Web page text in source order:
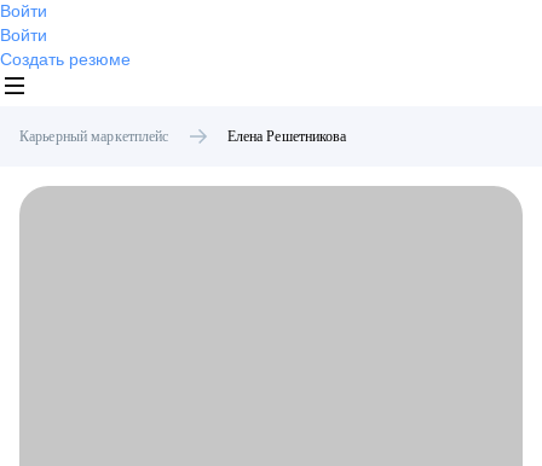
Войти
Войти
Создать резюме
Карьерный маркетплейс Елена Решетникова